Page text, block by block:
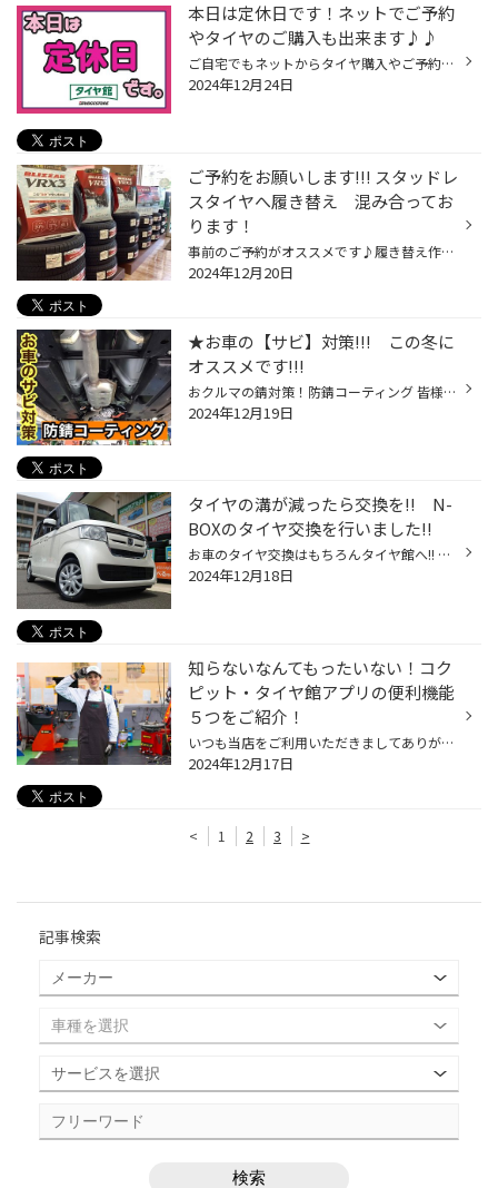
本日は定休日です！ネットでご予約
やタイヤのご購入も出来ます♪♪
ご自宅でもネットからタイヤ購入やご予約ができますよ〜(・∀・)！！ 本日ご来店予定だったお客様（ ; ; ） 申し訳ございませんが 毎週火曜日は定休日となっております。 実は！！ ネットからでもタイヤ購入ができるのを ご存知ですかぁ？？(・∀・) 気になる方はぜひ読んで下さいね！！ WEBからの購...
2024年12月24日
ご予約をお願いします!!! スタッドレ
スタイヤへ履き替え 混み合ってお
ります！
事前のご予約がオススメです♪履き替え作業込み合っております！ 皆様こんにちは。 JR松山駅から南へ約１km タイヤはもちろんお車のことなら色々相談できる!! タイヤ館松山のHPをご覧頂きありがとうございます!! スタッドレスタイヤ 続々とご予約いただいております♪ たくさんのスタッドレスタイヤの...
2024年12月20日
★お車の【サビ】対策!!! この冬に
オススメです!!!
おクルマの錆対策！防錆コーティング 皆様こんにちは。 JR松山駅から南へ約１km タイヤはもちろんお車のことなら色々相談できる!! タイヤ館松山のHPをご覧頂きありがとうございます!! なかなかご自身では見ることは少ないおクルマの下廻り 意外とサビやすいんです！！ サビの原因といえば【塩分】 ...
2024年12月19日
タイヤの溝が減ったら交換を!! N-
BOXのタイヤ交換を行いました!!
お車のタイヤ交換はもちろんタイヤ館へ!! 皆さまこんにちは。 いつもタイヤ館松山のHPをご覧頂きありがとうございます！ 突然ですが愛車のタイヤの残り溝は確認されていますか?? タイヤの溝は使用と共に減っていくもの、定期的に点検しておかないと ふと見たときに溝がなくてツルツルなんてことも!?...
2024年12月18日
知らないなんてもったいない！コク
ピット・タイヤ館アプリの便利機能
５つをご紹介！
いつも当店をご利用いただきましてありがとうございます。 コクピット・タイヤ館には、 お客様が、これからも便利に利用いただけるように、 便利な機能を搭載しているコクピット・タイヤ館アプリがあるのをご存じでしょうか。 当店をご利用いただいているお客様へは、ご来店いただいた際にご紹介さ...
2024年12月17日
< 1 2 3 >
記事検索